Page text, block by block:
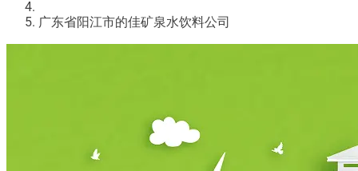
广东省阳江市的佳矿泉水饮料公司